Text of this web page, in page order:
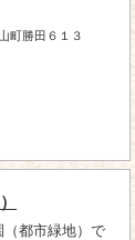
町勝田６１３
都市緑地）で